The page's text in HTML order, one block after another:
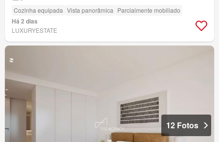
Cozinha equipada Vista panorâmica Parcialmente mobiliado
Há 2 dias
LUXURYESTATE
12 Fotos